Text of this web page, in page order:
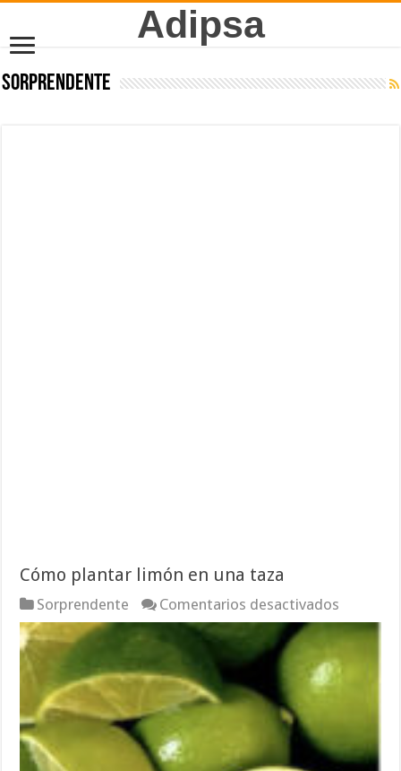
Adipsa
Sorprendente
Cómo plantar limón en una taza
Sorprendente Comentarios desactivados
Cómo
plantar
limón
en